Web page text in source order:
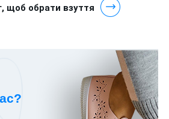
щоб обрати взуття